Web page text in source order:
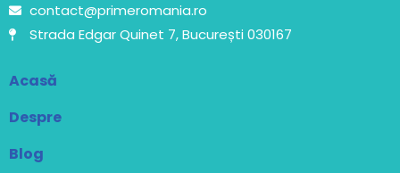
contact@primeromania.ro
Strada Edgar Quinet 7, București 030167
Acasă
Despre
Blog